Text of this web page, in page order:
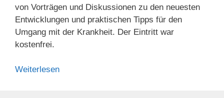
von Vorträgen und Diskussionen zu den neuesten
Entwicklungen und praktischen Tipps für den
Umgang mit der Krankheit. Der Eintritt war
kostenfrei.
Weiterlesen